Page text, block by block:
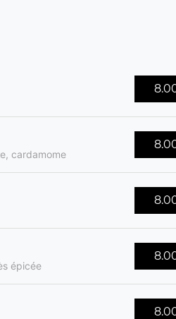
cardamome
épicée